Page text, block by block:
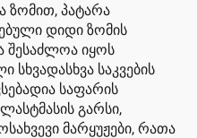
ზომით, პატარა
დიდი ზომის
შესაძლოა იყოს
საკვების
საფარის
გარსი,
მარყუჟები, რათა